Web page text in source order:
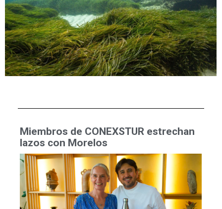
Miembros de CONEXSTUR estrechan
lazos con Morelos